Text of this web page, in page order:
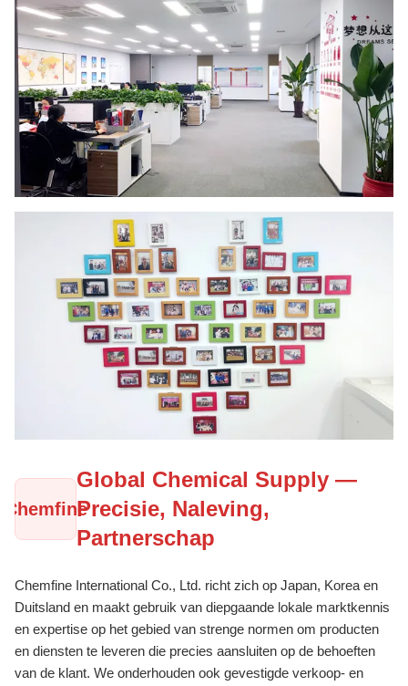
Chemfine
Global Chemical Supply —
Precisie, Naleving,
Partnerschap
Chemfine International Co., Ltd. richt zich op Japan, Korea en
Duitsland en maakt gebruik van diepgaande lokale marktkennis
en expertise op het gebied van strenge normen om producten
en diensten te leveren die precies aansluiten op de behoeften
van de klant. We onderhouden ook gevestigde verkoop- en